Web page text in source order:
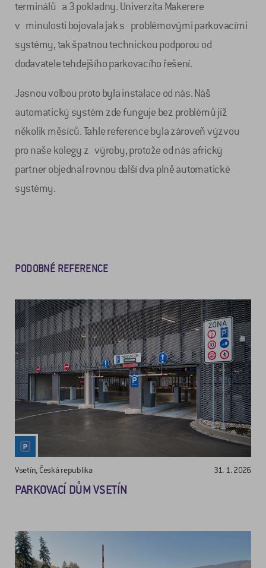
terminálů a 3 pokladny. Univerzita Makerere
v minulosti bojovala jak s problémovými parkovacími
systémy, tak špatnou technickou podporou od
dodavatele tehdejšího parkovacího řešení.
Jasnou volbou proto byla instalace od nás. Náš
automatický systém zde funguje bez problémů již
několik měsíců. Tahle reference byla zároveň výzvou
pro naše kolegy z výroby, protože od nás africký
partner objednal rovnou další dva plně automatické
systémy.
PODOBNÉ REFERENCE
Vsetín, Česká republika 31. 1. 2026
PARKOVACÍ DŮM VSETÍN